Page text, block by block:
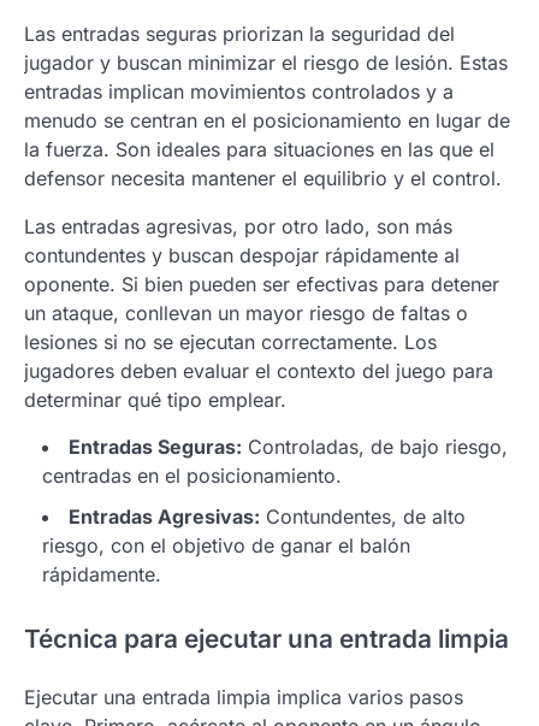
Las entradas seguras priorizan la seguridad del
jugador y buscan minimizar el riesgo de lesión. Estas
entradas implican movimientos controlados y a
menudo se centran en el posicionamiento en lugar de
la fuerza. Son ideales para situaciones en las que el
defensor necesita mantener el equilibrio y el control.
Las entradas agresivas, por otro lado, son más
contundentes y buscan despojar rápidamente al
oponente. Si bien pueden ser efectivas para detener
un ataque, conllevan un mayor riesgo de faltas o
lesiones si no se ejecutan correctamente. Los
jugadores deben evaluar el contexto del juego para
determinar qué tipo emplear.
Entradas Seguras: Controladas, de bajo riesgo,
centradas en el posicionamiento.
Entradas Agresivas: Contundentes, de alto
riesgo, con el objetivo de ganar el balón
rápidamente.
Técnica para ejecutar una entrada limpia
Ejecutar una entrada limpia implica varios pasos